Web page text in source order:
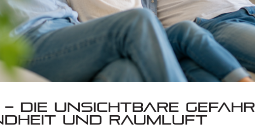
– die unsichtbare Gefahr
und Raumluft